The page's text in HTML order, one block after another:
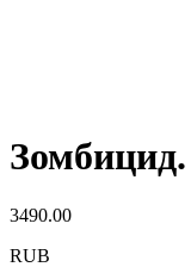
3490.00
RUB